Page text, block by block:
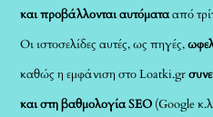
και προβάλλονται αυτόματααπό
Οι ιστοσελίδες αυτές, ως πηγές,
καθώς η εμφάνιση στο Loatki.gr
και στη βαθμολογία SEO (Google